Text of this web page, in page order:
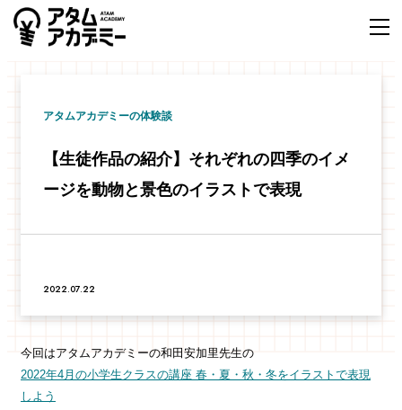
アタムアカデミーの体験談
【生徒作品の紹介】それぞれの四季のイメ
ージを動物と景色のイラストで表現
2022.07.22
今回はアタムアカデミーの和田安加里先生の
2022年4月の小学生クラスの講座 春・夏・秋・冬をイラストで表現
しよう